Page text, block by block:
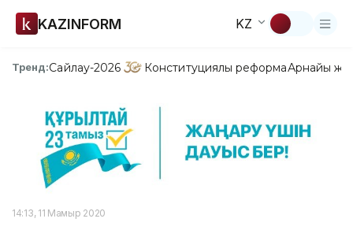
KAZINFORM KZ
Тренд:Сайлау-2026 Конституциялық реформаАрнайы
14:13, 11 Мамыр 2020